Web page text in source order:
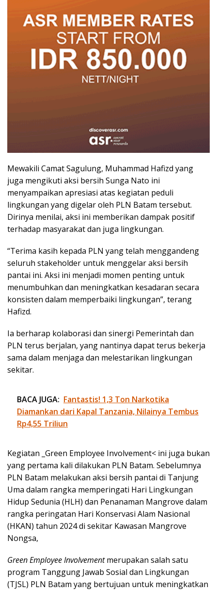
Mewakili Camat Sagulung, Muhammad Hafizd yang
juga mengikuti aksi bersih Sunga Nato ini
menyampaikan apresiasi atas kegiatan peduli
lingkungan yang digelar oleh PLN Batam tersebut.
Dirinya menilai, aksi ini memberikan dampak positif
terhadap masyarakat dan juga lingkungan.
“Terima kasih kepada PLN yang telah menggandeng
seluruh stakeholder untuk menggelar aksi bersih
pantai ini. Aksi ini menjadi momen penting untuk
menumbuhkan dan meningkatkan kesadaran secara
konsisten dalam memperbaiki lingkungan”, terang
Hafizd.
Ia berharap kolaborasi dan sinergi Pemerintah dan
PLN terus berjalan, yang nantinya dapat terus bekerja
sama dalam menjaga dan melestarikan lingkungan
sekitar.
BACA JUGA: Fantastis! 1,3 Ton Narkotika
Diamankan dari Kapal Tanzania, Nilainya Tembus
Rp4,55 Triliun
Kegiatan _Green Employee Involvement< ini juga bukan
yang pertama kali dilakukan PLN Batam. Sebelumnya
PLN Batam melakukan aksi bersih pantai di Tanjung
Uma dalam rangka memperingati Hari Lingkungan
Hidup Sedunia (HLH) dan Penanaman Mangrove dalam
rangka peringatan Hari Konservasi Alam Nasional
(HKAN) tahun 2024 di sekitar Kawasan Mangrove
Nongsa,
Green Employee Involvementmerupakan salah satu
program Tanggung Jawab Sosial dan Lingkungan
(TJSL) PLN Batam yang bertujuan untuk meningkatkan